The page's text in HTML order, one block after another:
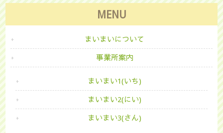
MENU
まいまいについて
事業所案内
まいまい1(いち)
まいまい2(にい)
まいまい3(さん)